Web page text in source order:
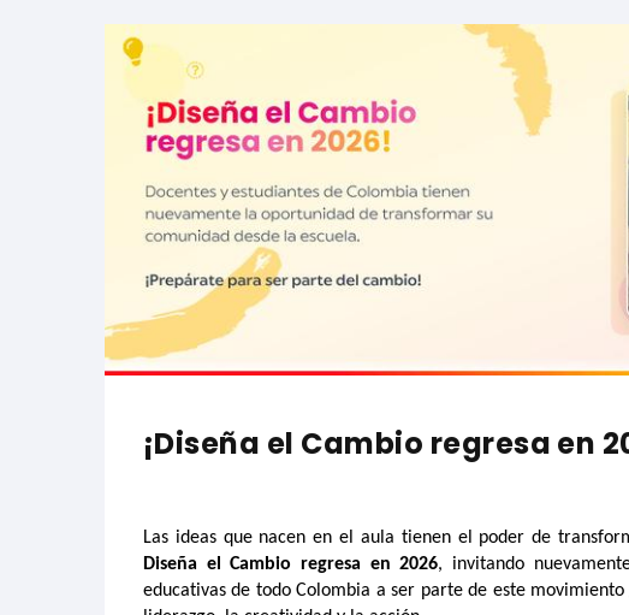
¡Diseña el Cambio regresa en
Las ideas que nacen en el aula tienen el poder de
Diseña el Cambio regresa en 2026, invitando
educativas de todo Colombia a ser parte de este